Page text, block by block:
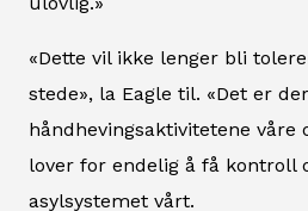
«Dette vil ikke lenger bli
stede», la Eagle til. «Det er
håndhevingsaktivitetene våre
lover for endelig å få kontroll
asylsystemet vårt.